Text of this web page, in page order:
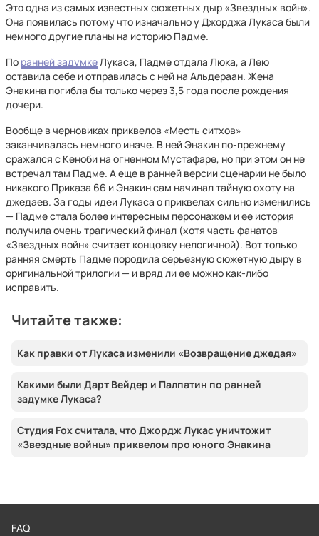
Это одна из самых известных сюжетных дыр «Звездных войн».
Она появилась потому что изначально у Джорджа Лукаса были
немного другие планы на историю Падме.
По ранней задумкеЛукаса, Падме отдала Люка, а Лею
оставила себе и отправилась с ней на Альдераан. Жена
Энакина погибла бы только через 3,5 года после рождения
дочери.
Вообще в черновиках приквелов «Месть ситхов»
заканчивалась немного иначе. В ней Энакин по-прежнему
сражался с Кеноби на огненном Мустафаре, но при этом он не
встречал там Падме. А еще в ранней версии сценарии не было
никакого Приказа 66 и Энакин сам начинал тайную охоту на
джедаев. За годы идеи Лукаса о приквелах сильно изменились
— Падме стала более интересным персонажем и ее история
получила очень трагический финал (хотя часть фанатов
«Звездных войн» считает концовку нелогичной). Вот только
ранняя смерть Падме породила серьезную сюжетную дыру в
оригинальной трилогии — и вряд ли ее можно как-либо
исправить.
Читайте также:
Как правки от Лукаса изменили «Возвращение джедая»
Какими были Дарт Вейдер и Палпатин по ранней
задумке Лукаса?
Студия Fox считала, что Джордж Лукас уничтожит
«Звездные войны» приквелом про юного Энакина
FAQ